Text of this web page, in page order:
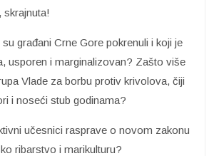
skrajnuta!
građani Crne Gore pokrenuli i koji je
usporen i marginalizovan? Zašto više
Vlade za borbu protiv krivolova, čiji
i noseći stub godinama?
učesnici rasprave o novom zakonu
ribarstvo i marikulturu?